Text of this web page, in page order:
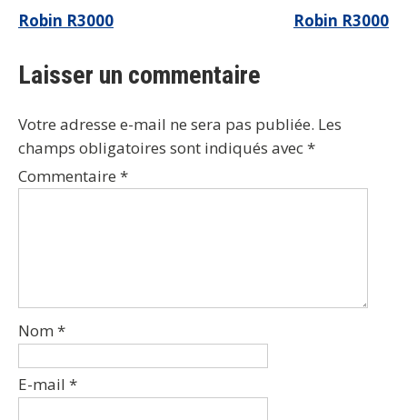
Navigation
l’article
Robin R3000 Robin R3000
Laisser un commentaire
Votre adresse e-mail ne sera pas publiée. Les
champs obligatoires sont indiqués avec*
Commentaire *
Nom *
E-mail *